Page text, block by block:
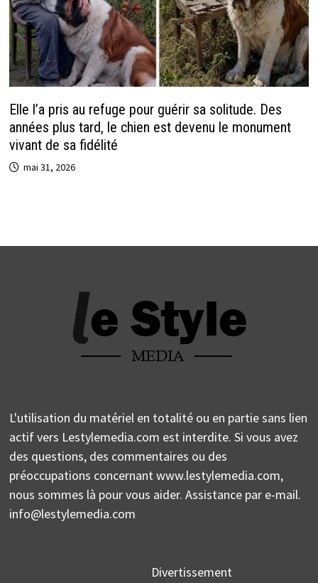
Elle l’a pris au refuge pour guérir sa solitude. Des
années plus tard, le chien est devenu le monument
vivant de sa fidélité
mai 31, 2026
L'utilisation du matériel en totalité ou en partie sans lien
actif vers Lestylemedia.com est interdite. Si vous avez
des questions, des commentaires ou des
préoccupations concernant www.lestylemedia.com,
nous sommes là pour vous aider. Assistance par e-mail.
info@lestylemedia.com
Divertissement